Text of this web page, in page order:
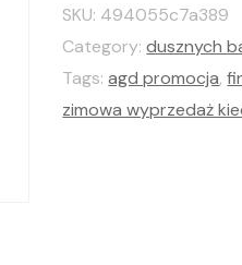
SKU: 494055c7a389
Category:dusznych
Tags:agd promocja,
zimowa wyprzedaż